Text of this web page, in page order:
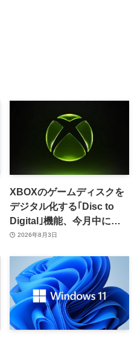
XBOXのゲームディスクを
デジタル化する｢Disc to
Digital｣機能、今月中に提
供開始か
2026年8月3日